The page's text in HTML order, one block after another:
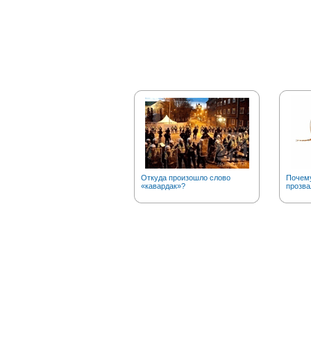
Откуда произошло слово
«кавардак»?